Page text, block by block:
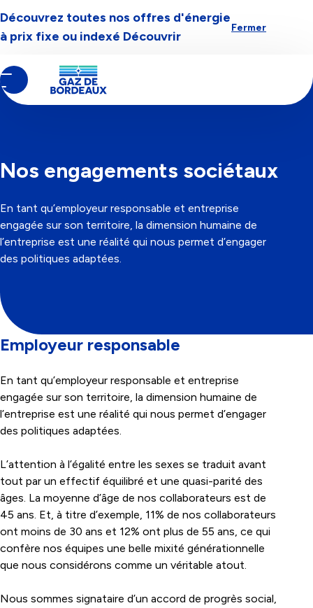
Aller à la navigation Aller au contenuAller au pied-de-page
Découvrez toutes nos offres d'énergie
à prix fixe ou indexé Découvrir
Fermer
Contenu
principal
d'Ariane
Nos engagements
Nos engagements sociétaux
En tant qu’employeur responsable et entreprise
engagée sur son territoire, la dimension humaine de
l’entreprise est une réalité qui nous permet d’engager
des politiques adaptées.
Employeur responsable
En tant qu’employeur responsable et entreprise
engagée sur son territoire, la dimension humaine de
l’entreprise est une réalité qui nous permet d’engager
des politiques adaptées.
L’attention à l’égalité entre les sexes se traduit avant
tout par un effectif équilibré et une quasi-parité des
âges. La moyenne d’âge de nos collaborateurs est de
45 ans. Et, à titre d’exemple, 11% de nos collaborateurs
ont moins de 30 ans et 12% ont plus de 55 ans, ce qui
confère nos équipes une belle mixité générationnelle
que nous considérons comme un véritable atout.
Nous sommes signataire d’un accord de progrès social,